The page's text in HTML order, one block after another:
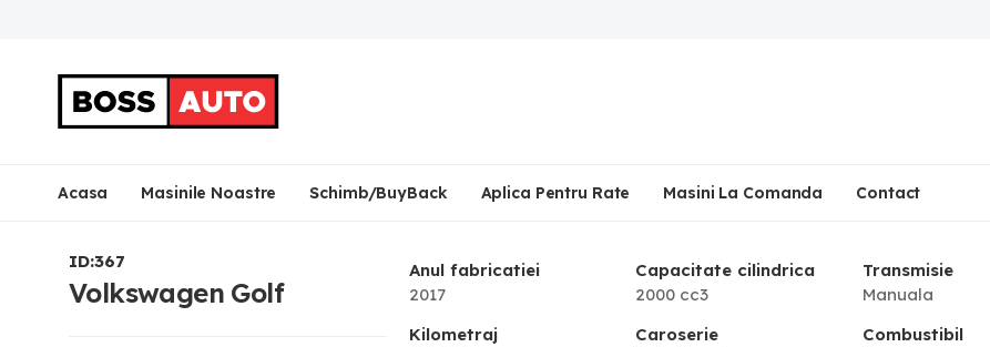
Acasa Masinile Noastre Schimb/BuyBack Aplica Pentru Rate Masini La Comanda Contact
ID:367
Volkswagen Golf
Anul fabricatiei
2017
Capacitate cilindrica
2000 cc3
Transmisie
Manuala
Kilometraj
Caroserie
Combustibil